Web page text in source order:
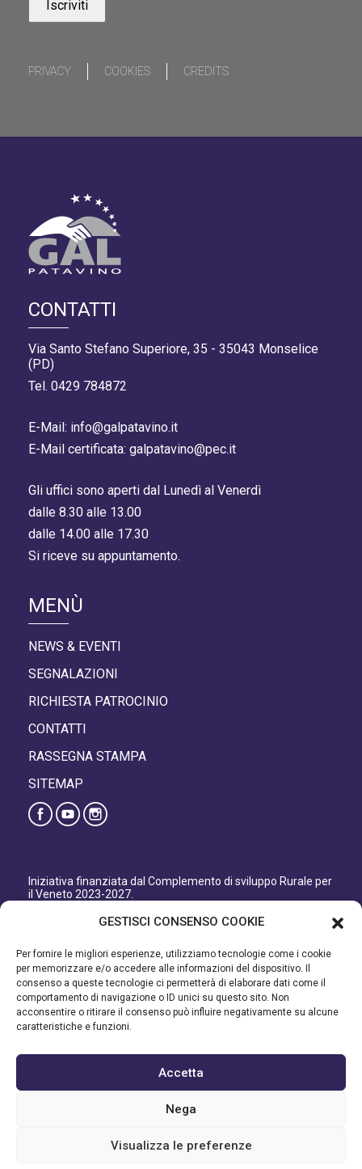
GESTISCI CONSENSO COOKIE
Per fornire le migliori esperienze, utilizziamo tecnologie come i cookie
per memorizzare e/o accedere alle informazioni del dispositivo. Il
consenso a queste tecnologie ci permetterà di elaborare dati come il
comportamento di navigazione o ID unici su questo sito. Non
acconsentire o ritirare il consenso può influire negativamente su alcune
caratteristiche e funzioni.
Accetta
Nega
Visualizza le preferenze
CONTATTI
Via Santo Stefano Superiore, 35 - 35043 Monselice
(PD)
Tel. 0429 784872
E-Mail: info@galpatavino.it
E-Mail certificata: galpatavino@pec.it
Gli uffici sono aperti dal Lunedì al Venerdì
dalle 8.30 alle 13.00
dalle 14.00 alle 17.30
Si riceve su appuntamento.
MENÙ
NEWS & EVENTI
SEGNALAZIONI
RICHIESTA PATROCINIO
CONTATTI
RASSEGNA STAMPA
SITEMAP
Iniziativa finanziata dal Complemento di sviluppo Rurale per
il Veneto 2023-2027.
Direzione AdG FEASR Bonifica e Irrigazione.
Iniziativa finanziata dal Programma di Sviluppo Rurale per il
Veneto 2014-2022.
Organismo responsabile dell’informazione: GAL Patavino.
334232 – C.F e P.IVA 03748880287 - All Right Reserved
PRIVACY COOKIES CREDITS